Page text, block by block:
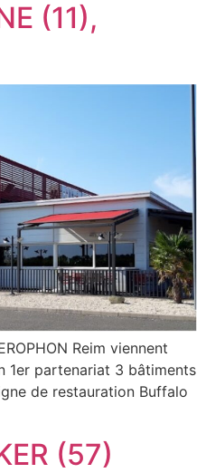
(11),
Reim viennent
1er partenariat 3 bâtiments
de restauration Buffalo
(57)